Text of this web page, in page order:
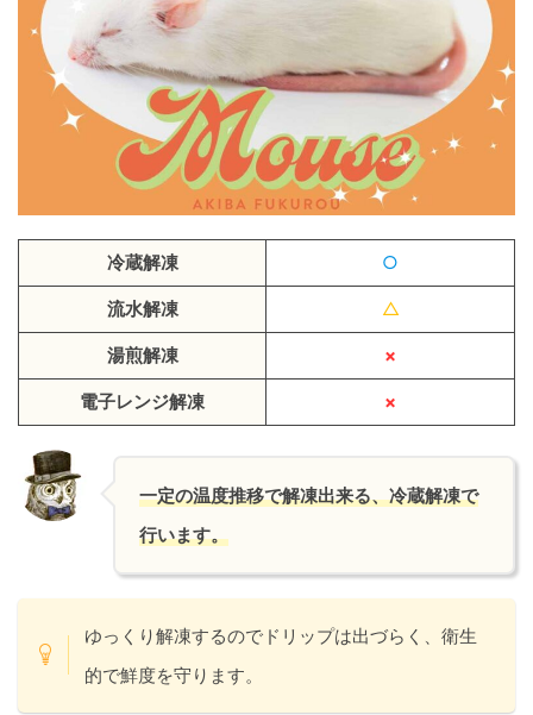
冷蔵解凍 ○
流水解凍 △
湯煎解凍 ×
電子レンジ解凍 ×
一定の温度推移で解凍出来る、冷蔵解凍で
行います。
ゆっくり解凍するのでドリップは出づらく、衛生
的で鮮度を守ります。